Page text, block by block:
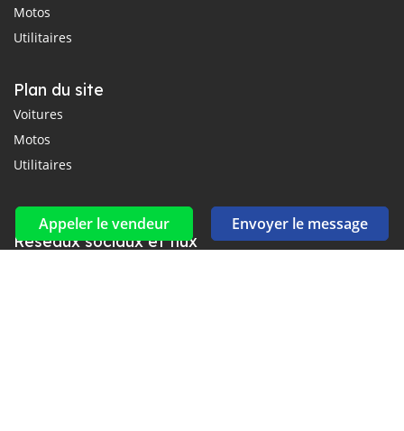
Appeler le vendeur Envoyer le message
Motos
Utilitaires
Plan du site
Voitures
Motos
Utilitaires
Réseaux sociaux et flux